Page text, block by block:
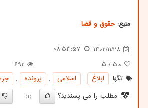
منبع:حقوق و قضا
1402/11/28
08:53:57
5.0 / ۵
692
تگها:
ابلاغ , اسلامی , پرونده ,
مطلب را می پسندید؟
(1)